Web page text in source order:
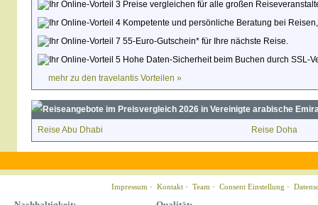
Preise vergleichen für alle großen
Kompetente und persönliche Beratung bei
55-Euro-Gutschein* für Ihre nächste Reise.
Hohe Daten-Sicherheit beim Buchen durch SSL-
mehr zu den travelantis Vorteilen »
Reiseangebote im Preisvergleich 2026 in Vereinigte arabische
Reise Abu Dhabi Reise Doha
Impressum · Kontakt · Team · Consent Einstellung ·